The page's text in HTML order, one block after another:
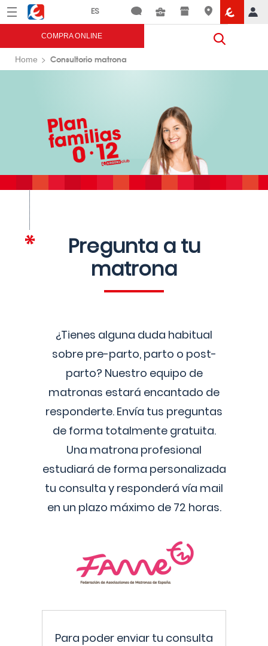
Menú Eroski
COMPRA ONLINE
Home Consultorio matrona
Pregunta a tu
matrona
¿Tienes alguna duda habitual
sobre pre-parto, parto o post-
parto? Nuestro equipo de
matronas estará encantado de
responderte. Envía tus preguntas
de forma totalmente gratuita.
Una matrona profesional
estudiará de forma personalizada
tu consulta y responderá vía mail
en un plazo máximo de 72 horas.
Para poder enviar tu consulta